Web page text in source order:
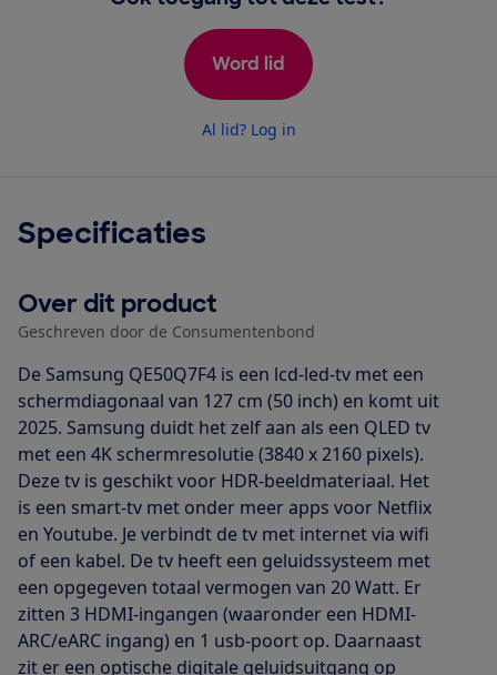
Word lid
Al lid? Log in
Specificaties
Over dit product
Geschreven door de Consumentenbond
De Samsung QE50Q7F4 is een lcd-led-tv met een
schermdiagonaal van 127 cm (50 inch) en komt uit
2025. Samsung duidt het zelf aan als een QLED tv
met een 4K schermresolutie (3840 x 2160 pixels).
Deze tv is geschikt voor HDR-beeldmateriaal. Het
is een smart-tv met onder meer apps voor Netflix
en Youtube. Je verbindt de tv met internet via wifi
of een kabel. De tv heeft een geluidssysteem met
een opgegeven totaal vermogen van 20 Watt. Er
zitten 3 HDMI-ingangen (waaronder een HDMI-
ARC/eARC ingang) en 1 usb-poort op. Daarnaast
zit er een optische digitale geluidsuitgang op